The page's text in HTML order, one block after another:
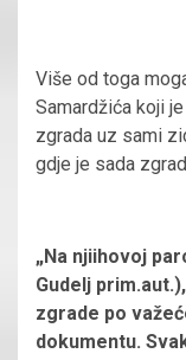
Više od toga
Samardžića koji
zgrada uz sami
gdje je sada
„Na njiihovoj
Gudelj
zgrade po
dokumentu.